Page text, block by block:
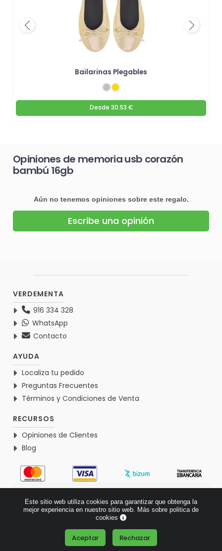
Bailarinas Plegables
Desde 30.53 €
Previous Next
Opiniones de memoria usb corazón
bambú 16gb
Aún no tenemos opiniones sobre este regalo.
Escribe una opinión
VERDEMENTA
916 334 328
WhatsApp
Contacto
AYUDA
Localiza tu pedido
Preguntas Frecuentes
Términos y Condiciones de Venta
RECURSOS
Opiniones de Clientes
Blog
Basado en 1771 opiniones >
Este sitio web utiliza cookies para garantizar que obtenga la
mejor experiencia en nuestro sitio web. Más sobre politica de
cookies
Aceptar Rechazar